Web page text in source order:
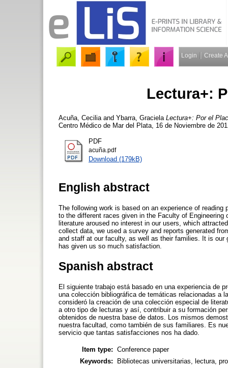
Login Create
Lectura+:
Acuña, Cecilia and Ybarra, Graciela Lectura+: Por el
Centro Médico de Mar del Plata, 16 de Noviembre de
PDF
acuña.pdf
Download (179kB)
English abstract
The following work is based on an experience of
to the different races given in the Faculty of
literature aroused no interest in our users, which
collect data, we used a survey and reports generated
and staff at our faculty, as well as their families. It is our
has given us so much satisfaction.
Spanish abstract
El siguiente trabajo está basado en una experiencia de
una colección bibliográfica de temáticas relacionadas a
consideró la creación de una colección especial de
a otro tipo de lecturas y así, contribuir a su formación
obtenidos de nuestra base de datos. Los mismos
nuestra facultad, como también de sus familiares. Es
servicio que tantas satisfacciones nos ha dado.
Item type: Conference paper
Keywords:
Bibliotecas universitarias, lectura,